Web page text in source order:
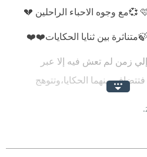
بين ثنايا الحكايات❤️❤️
زمن لم تعش فيه إلا عبر
بينهما الحكايا،وتتوهج
.